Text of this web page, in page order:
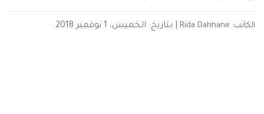
الكاتب: Rida Dahhane بتاريخ: الخميس، 1 نوفمبر 2018